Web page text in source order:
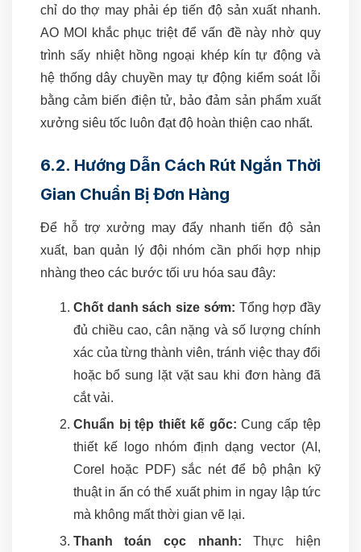
chỉ do thợ may phải ép tiến độ sản xuất nhanh.
AO MOI khắc phục triệt để vấn đề này nhờ quy
trình sấy nhiệt hồng ngoại khép kín tự động và
hệ thống dây chuyền may tự động kiểm soát lỗi
bằng cảm biến điện tử, bảo đảm sản phẩm xuất
xưởng siêu tốc luôn đạt độ hoàn thiện cao nhất.
6.2. Hướng Dẫn Cách Rút Ngắn Thời
Gian Chuẩn Bị Đơn Hàng
Để hỗ trợ xưởng may đẩy nhanh tiến độ sản
xuất, ban quản lý đội nhóm cần phối hợp nhịp
nhàng theo các bước tối ưu hóa sau đây:
Chốt danh sách size sớm: Tổng hợp đầy
đủ chiều cao, cân nặng và số lượng chính
xác của từng thành viên, tránh việc thay đổi
hoặc bổ sung lặt vặt sau khi đơn hàng đã
cắt vải.
Chuẩn bị tệp thiết kế gốc: Cung cấp tệp
thiết kế logo nhóm định dạng vector (AI,
Corel hoặc PDF) sắc nét để bộ phận kỹ
thuật in ấn có thể xuất phim in ngay lập tức
mà không mất thời gian vẽ lại.
Thanh toán cọc nhanh: Thực hiện